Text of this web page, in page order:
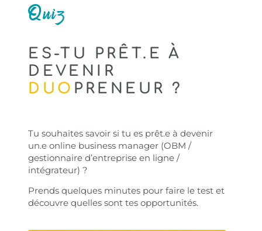
Quiz
ES-TU PRÊT.E À
DEVENIR
DUO PRENEUR ?
Tu souhaites savoir si tu es prêt.e à devenir
un.e online business manager (OBM /
gestionnaire d’entreprise en ligne /
intégrateur) ?
Prends quelques minutes pour faire le test et
découvre quelles sont tes opportunités.